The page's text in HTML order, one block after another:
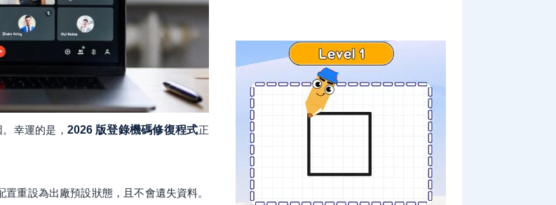
幸運的是， 2026 版登錄機碼修復程式正
重設為出廠預設狀態，且不會遺失資料。